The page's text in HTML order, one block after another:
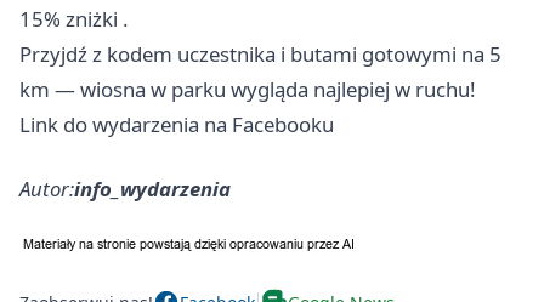
15% zniżki .
Przyjdź z kodem uczestnika i butami gotowymi na 5
km — wiosna w parku wygląda najlepiej w ruchu!
Link do wydarzenia na Facebooku
Autor:info_wydarzenia